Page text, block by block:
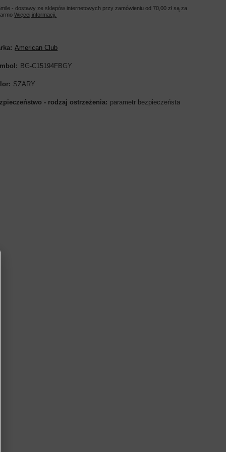
- dostawy ze sklepów internetowych przy zamówieniu od 70,00 zł są za
Więcej informacji.
American Club
BG-C15194FBGY
SZARY
- rodzaj ostrzeżenia parametr bezpieczeństa